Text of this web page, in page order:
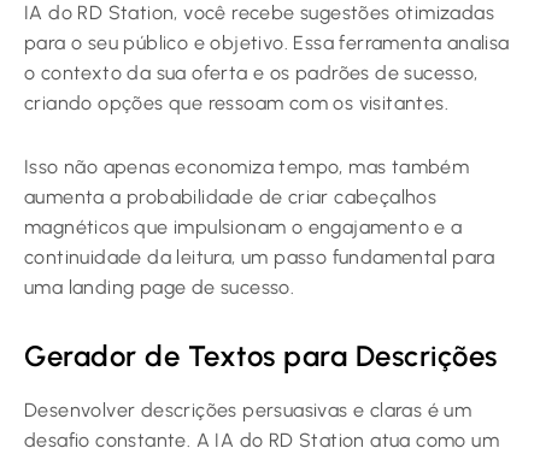
IA do RD Station, você recebe sugestões otimizadas
para o seu público e objetivo. Essa ferramenta analisa
o contexto da sua oferta e os padrões de sucesso,
criando opções que ressoam com os visitantes.
Isso não apenas economiza tempo, mas também
aumenta a probabilidade de criar cabeçalhos
magnéticos que impulsionam o engajamento e a
continuidade da leitura, um passo fundamental para
uma landing page de sucesso.
Gerador de Textos para Descrições
Desenvolver descrições persuasivas e claras é um
desafio constante. A IA do RD Station atua como um